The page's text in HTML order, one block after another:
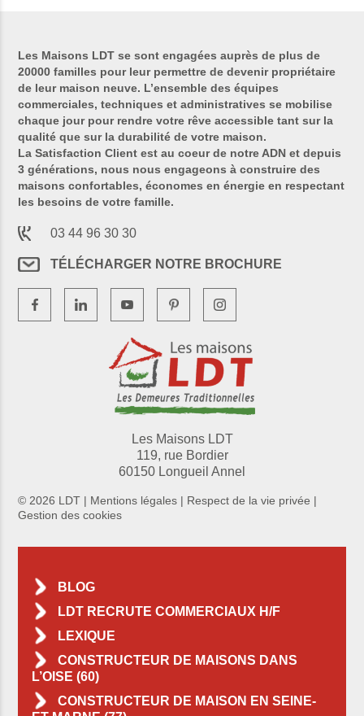
Les Maisons LDT se sont engagées auprès de plus de
20000 familles pour leur permettre de devenir propriétaire
de leur maison neuve. L’ensemble des équipes
commerciales, techniques et administratives se mobilise
chaque jour pour rendre votre rêve accessible tant sur la
qualité que sur la durabilité de votre maison.
La Satisfaction Client est au coeur de notre ADN et depuis
3 générations, nous nous engageons à construire des
maisons confortables, économes en énergie en respectant
les besoins de votre famille.
03 44 96 30 30
TÉLÉCHARGER NOTRE BROCHURE
Les Maisons LDT
119, rue Bordier
60150 Longueil Annel
© 2026 LDT | Mentions légales | Respect de la vie privée |
Gestion des cookies
BLOG
LDT RECRUTE COMMERCIAUX H/F
LEXIQUE
CONSTRUCTEUR DE MAISONS DANS
L’OISE (60)
CONSTRUCTEUR DE MAISON EN SEINE-